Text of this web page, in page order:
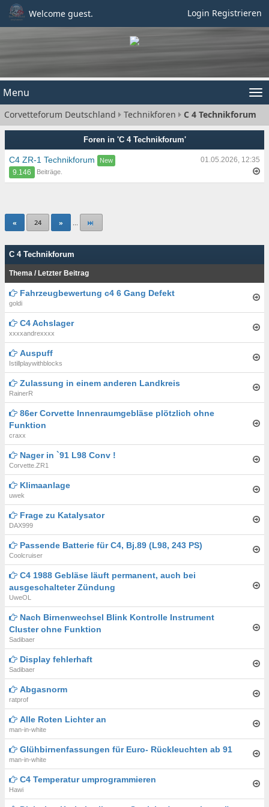
Welcome guest. Login Registrieren
Menu
Corvetteforum Deutschland Technikforen C 4 Technikforum
Foren in 'C 4 Technikforum'
C4 ZR-1 Technikforum
9.146 Beiträge.
01.05.2026, 12:35
« 24 » ...
C 4 Technikforum
Thema / Letzter Beitrag
Fahrzeugbewertung c4 6 Gang Defekt
goldi
C4 Achslager
xxxxandrexxxx
Auspuff
Istillplaywithblocks
Zulassung in einem anderen Landkreis
RainerR
86er Corvette Innenraumgebläse plötzlich ohne
Funktion
craxx
Nager in `91 L98 Conv !
Corvette.ZR1
Klimaanlage
uwek
Frage zu Katalysator
DAX999
Passende Batterie für C4, Bj.89 (L98, 243 PS)
Coolcruiser
C4 1988 Gebläse läuft permanent, auch bei
ausgeschalteter Zündung
UweOL
Nach Birnenwechsel Blink Kontrolle Instrument
Cluster ohne Funktion
Sadibaer
Display fehlerhaft
Sadibaer
Abgasnorm
ratprof
Alle Roten Lichter an
man-in-white
Glühbirnenfassungen für Euro- Rückleuchten ab 91
man-in-white
C4 Temperatur umprogrammieren
Hawi